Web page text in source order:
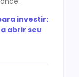
investir:
abrir seu